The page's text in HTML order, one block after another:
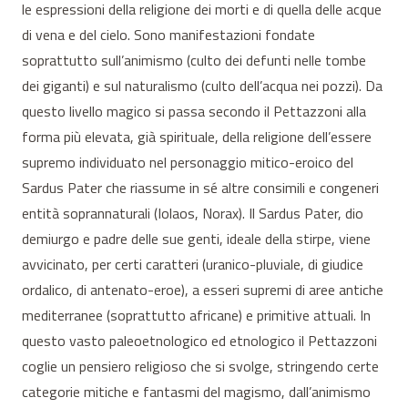
le espressioni della religione dei morti e di quella delle acque
di vena e del cielo. Sono manifestazioni fondate
soprattutto sull’animismo (culto dei defunti nelle tombe
dei giganti) e sul naturalismo (culto dell’acqua nei pozzi). Da
questo livello magico si passa secondo il Pettazzoni alla
forma più elevata, già spirituale, della religione dell’essere
supremo individuato nel personaggio mitico-eroico del
Sardus Pater che riassume in sé altre consimili e congeneri
entità soprannaturali (Iolaos, Norax). Il Sardus Pater, dio
demiurgo e padre delle sue genti, ideale della stirpe, viene
avvicinato, per certi caratteri (uranico-pluviale, di giudice
ordalico, di antenato-eroe), a esseri supremi di aree antiche
mediterranee (soprattutto africane) e primitive attuali. In
questo vasto paleoetnologico ed etnologico il Pettazzoni
coglie un pensiero religioso che si svolge, stringendo certe
categorie mitiche e fantasmi del magismo, dall’animismo